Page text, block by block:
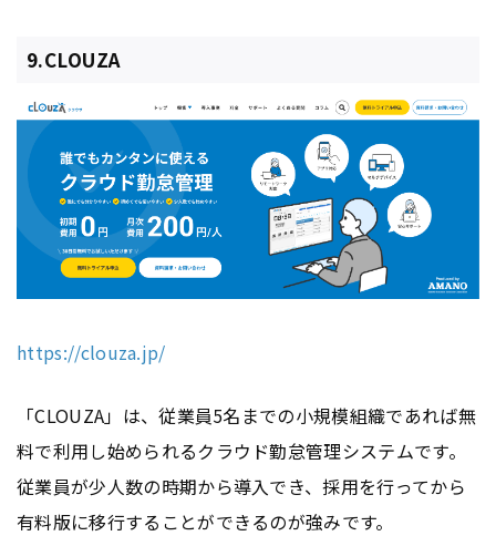
9.CLOUZA
https://clouza.jp/
「CLOUZA」は、従業員5名までの小規模組織であれば無
料で利用し始められるクラウド勤怠管理システムです。
従業員が少人数の時期から導入でき、採用を行ってから
有料版に移行することができるのが強みです。